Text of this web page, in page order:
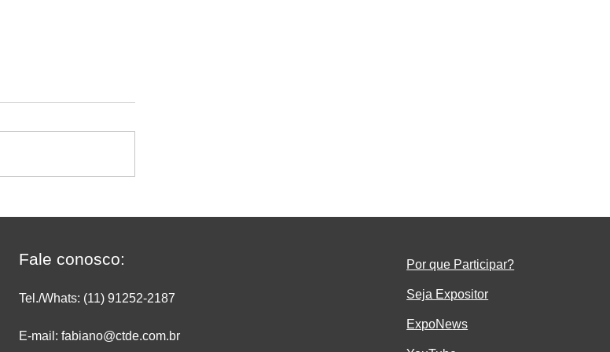
supermercado on-line: como
Fale conosco:
Tel./Whats: (11) 91252-2187
E-mail: fabiano@ctde.com.br
Por que Participar?
Seja Expositor
ExpoNews